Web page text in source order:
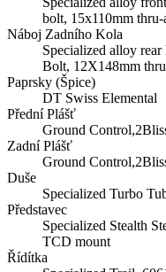
bolt, 15x110mm thru-
Náboj Zadního Kola
Specialized alloy
Bolt, 12X148mm
Paprsky (Špice)
DT Swiss Elemental
Přední Plášť
Ground
Zadní Plášť
Ground
Duše
Specialized Turbo
Představec
Specialized Stealth
TCD mount
Řídítka